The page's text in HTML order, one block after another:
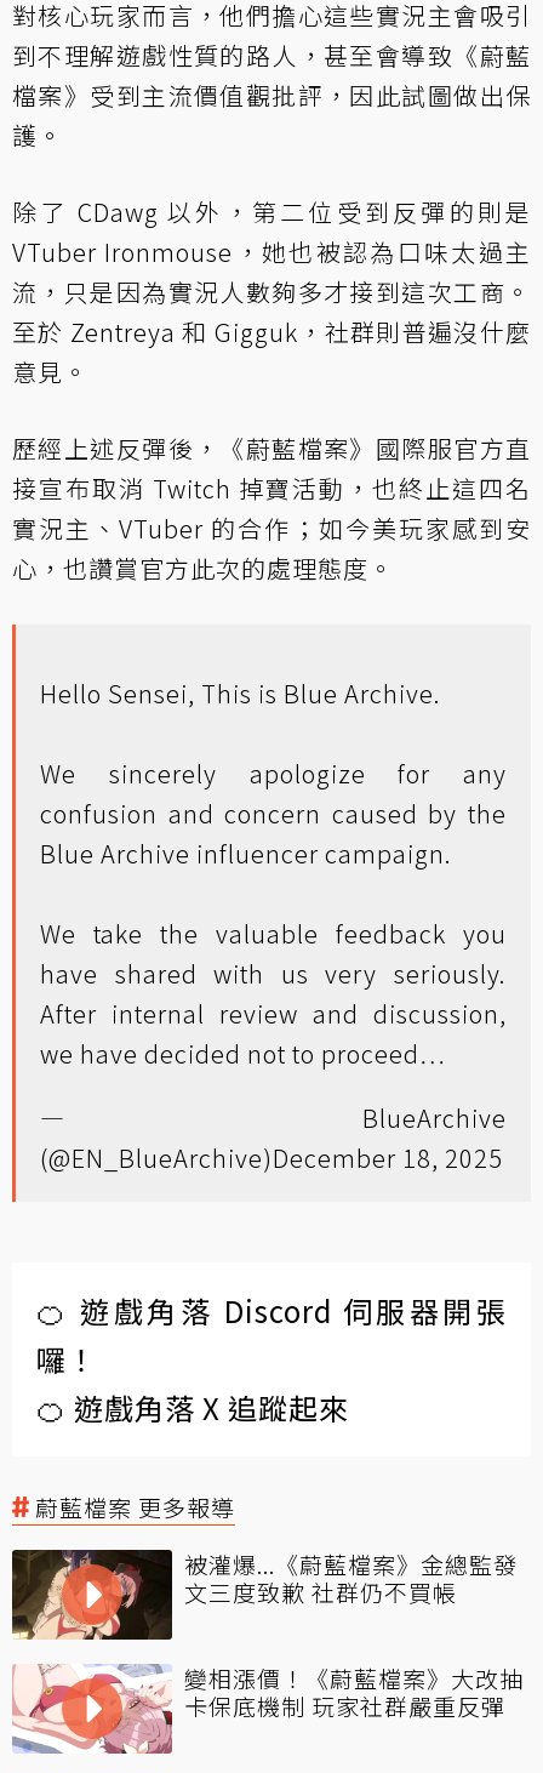
對核心玩家而言，他們擔心這些實況主會吸引
到不理解遊戲性質的路人，甚至會導致《蔚藍
檔案》受到主流價值觀批評，因此試圖做出保
護。
除了 CDawg 以外，第二位受到反彈的則是
VTuber Ironmouse，她也被認為口味太過主
流，只是因為實況人數夠多才接到這次工商。
至於 Zentreya 和 Gigguk，社群則普遍沒什麼
意見。
歷經上述反彈後，《蔚藍檔案》國際服官方直
接宣布取消 Twitch 掉寶活動，也終止這四名
實況主、VTuber 的合作；如今美玩家感到安
心，也讚賞官方此次的處理態度。
Hello Sensei, This is Blue Archive.
We sincerely apologize for any
confusion and concern caused by the
Blue Archive influencer campaign.
We take the valuable feedback you
have shared with us very seriously.
After internal review and discussion,
we have decided not to proceed…
— BlueArchive
(@EN_BlueArchive)December 18, 2025
🍊 遊戲角落 Discord 伺服器開張
囉！
🍊 遊戲角落 X 追蹤起來
蔚藍檔案 更多報導
被灌爆...《蔚藍檔案》金總監發
文三度致歉 社群仍不買帳
變相漲價！《蔚藍檔案》大改抽
卡保底機制 玩家社群嚴重反彈